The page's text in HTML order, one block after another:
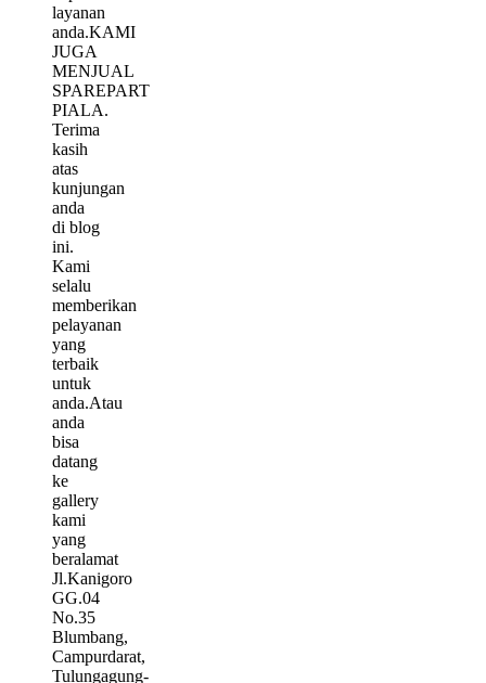
layanan
anda.KAMI
JUGA
MENJUAL
SPAREPART
PIALA.
Terima
kasih
atas
kunjungan
anda
di blog
ini.
Kami
selalu
memberikan
pelayanan
yang
terbaik
untuk
anda.Atau
anda
bisa
datang
ke
gallery
kami
yang
beralamat
Jl.Kanigoro
GG.04
No.35
Blumbang,
Campurdarat,
Tulungagung-